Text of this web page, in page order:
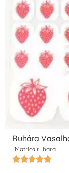
Ruhára
Matrica ruhára
